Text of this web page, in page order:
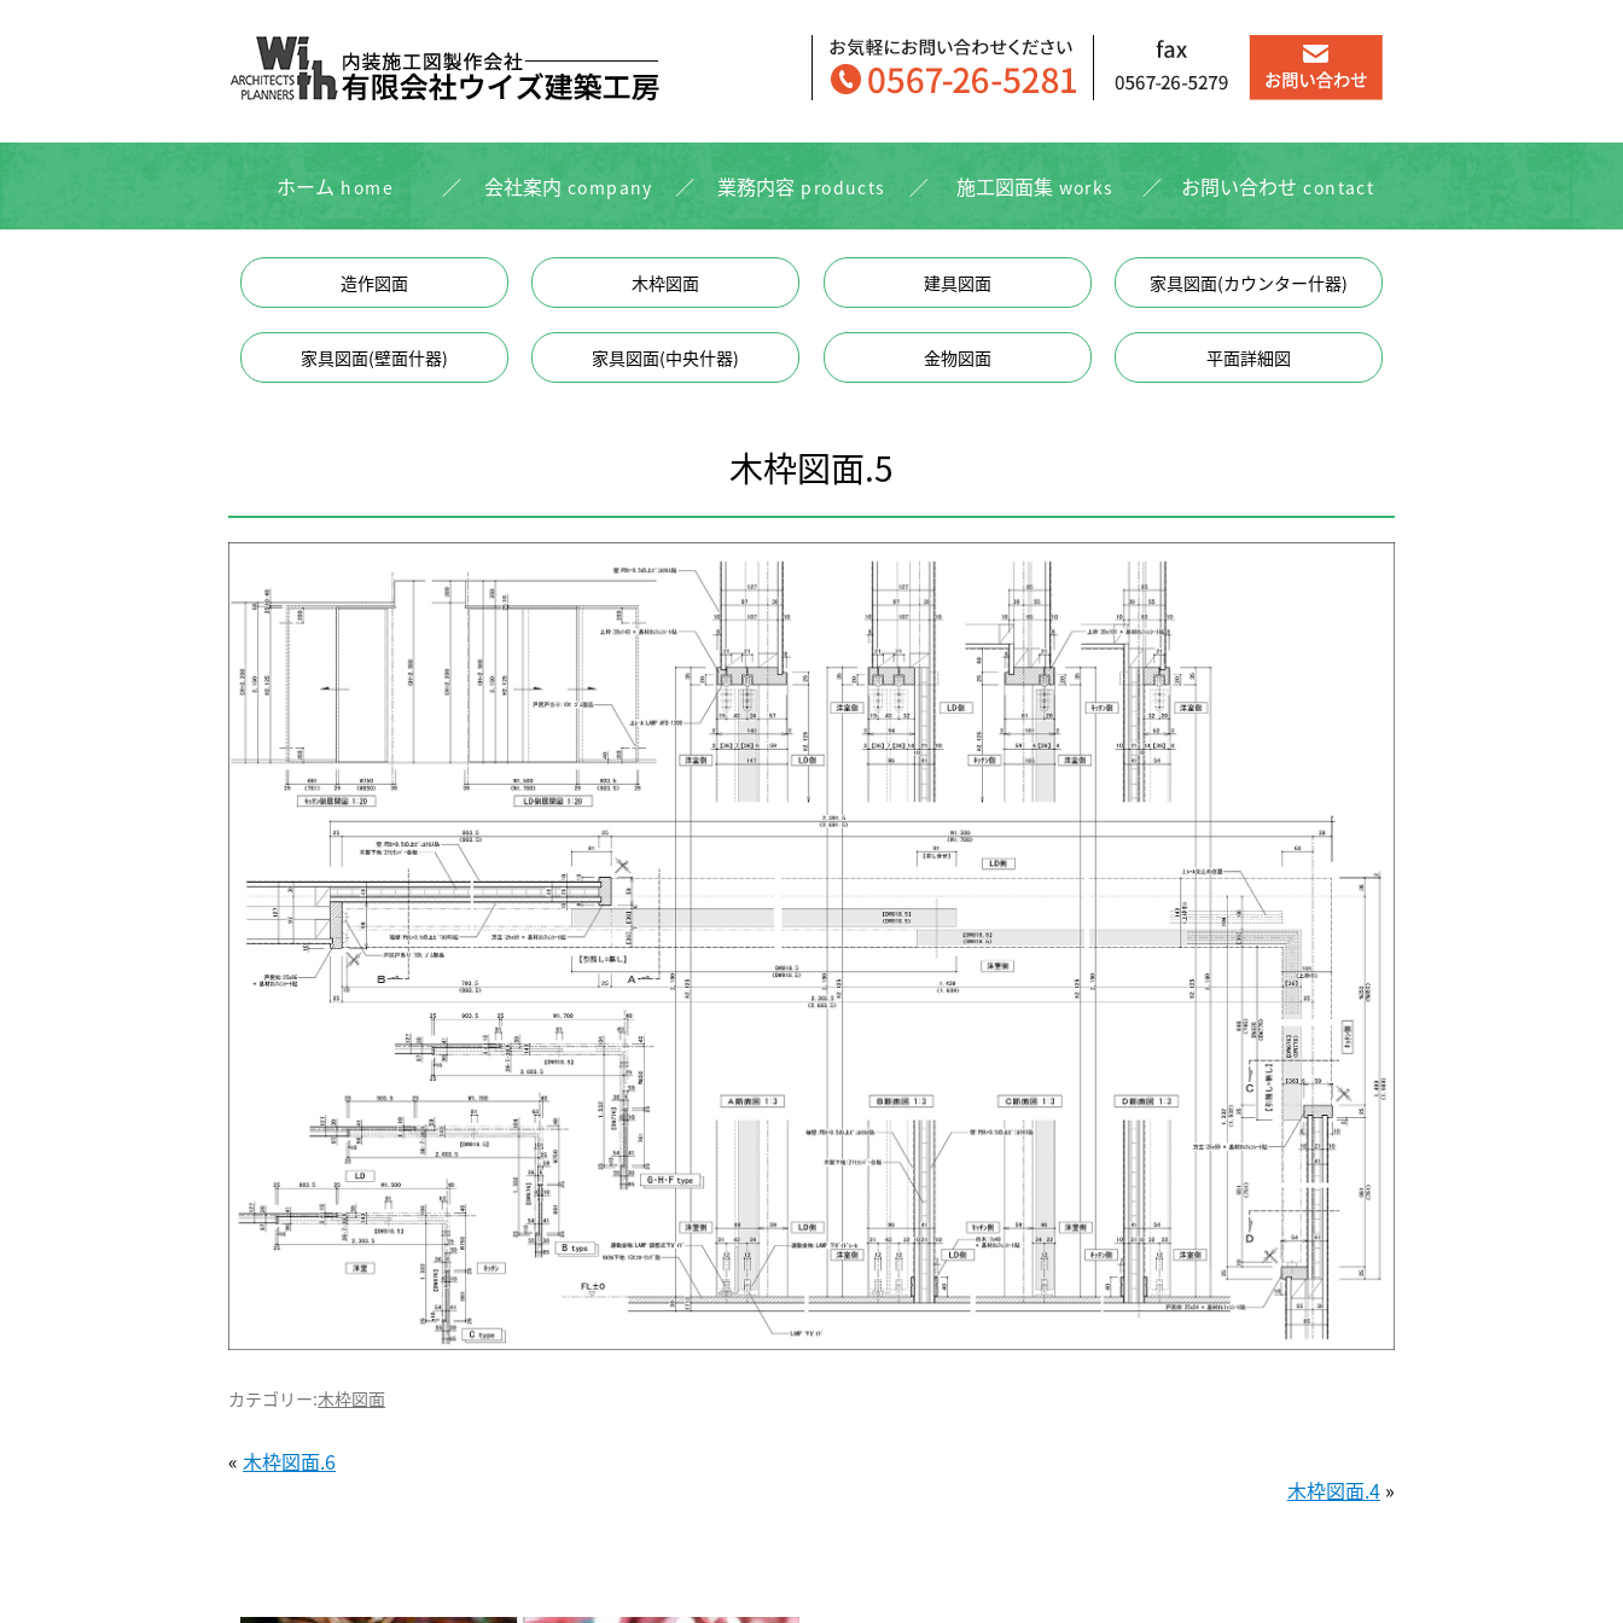
ホーム home 会社案内 company 業務内容 products 施⼯図⾯集 works お問い合わせ contact
造作図面 木枠図面 建具図面 家具図面(カウンター什器)
家具図面(壁面什器) 家具図面(中央什器) 金物図面 平面詳細図
木枠図面.5
カテゴリー:木枠図面
«木枠図面.6
木枠図面.4»